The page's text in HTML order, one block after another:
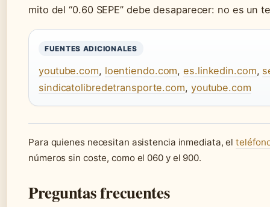
mito del “0.60 SEPE” debe desaparecer: no es un
FUENTES ADICIONALES
youtube.com, loentiendo.com,es.linkedin.com,
sindicatolibredetransporte.com, youtube.com
Para quienes necesitan asistencia inmediata, el
números sin coste, como el 060 y el 900.
Preguntas frecuentes